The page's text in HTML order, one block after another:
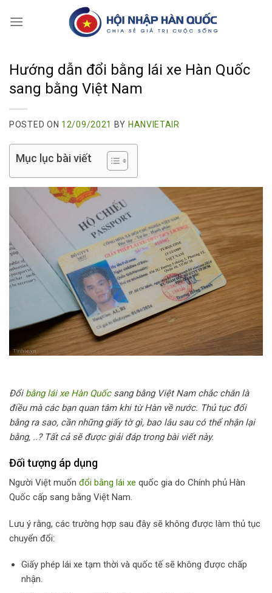
Hướng dẫn đổi bằng lái xe Hàn Quốc
sang bằng Việt Nam
POSTED ON 12/09/2021 BY HANVIETAIR
Mục lục bài viết
Đổi bằng lái xe Hàn Quốcsang bằng Việt Nam chắc chắn là
điều mà các bạn quan tâm khi từ Hàn về nước. Thủ tục đổi
bằng ra sao, cần những giấy tờ gì, bao lâu sau có thể nhận lại
bằng, ..? Tất cả sẽ được giải đáp trong bài viết này.
Đối tượng áp dụng
Người Việt muốn đổi bằng lái xe quốc gia do Chính phủ Hàn
Quốc cấp sang bằng Việt Nam.
Lưu ý rằng, các trường hợp sau đây sẽ không được làm thủ tục
chuyển đổi:
Giấy phép lái xe tạm thời và quốc tế sẽ không được chấp
nhận.